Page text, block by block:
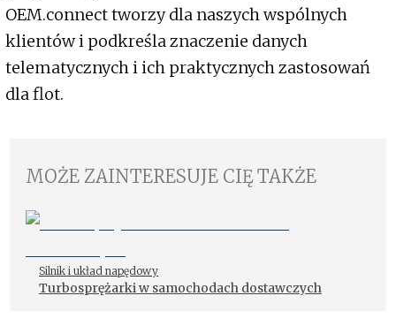
OEM.connect tworzy dla naszych wspólnych
klientów i podkreśla znaczenie danych
telematycznych i ich praktycznych zastosowań
dla flot.
MOŻE ZAINTERESUJE CIĘ TAKŻE
Silnik i układ napędowy
Turbosprężarki w samochodach dostawczych